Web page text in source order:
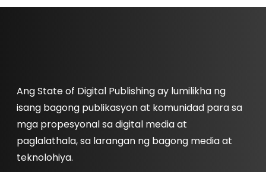
Ang State of Digital Publishing ay lumilikha ng
isang bagong publikasyon at komunidad para sa
mga propesyonal sa digital media at
paglalathala, sa larangan ng bagong media at
teknolohiya.